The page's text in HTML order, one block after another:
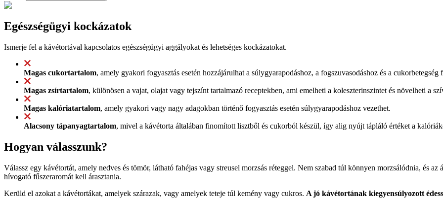
Egészségügyi kockázatok
Ismerje fel a kávétortával kapcsolatos egészségügyi aggályokat és lehetséges kockázatokat.
Magas cukortartalom, amely gyakori fogyasztás esetén hozzájárulhat a súlygyarapodáshoz, a fogszuvasodáshoz és a
Magas zsírtartalom, különösen a vajat, olajat vagy tejszínt tartalmazó receptekben, ami emelheti a koleszterinszintet és növelheti a
Magas kalóriatartalom, amely gyakori vagy nagy adagokban történő fogyasztás esetén súlygyarapodáshoz vezethet.
Alacsony tápanyagtartalom, mivel a kávétorta általában finomított lisztből és cukorból készül, így alig nyújt tápláló értéket a
Hogyan válasszunk?
Válassz egy kávétortát, amely nedves és tömör, látható fahéjas vagy streusel morzsás réteggel. Nem szabad túl könnyen morzsálódnia, és
hívogató fűszeraromát kell árasztania.
Kerüld el azokat a kávétortákat, amelyek szárazak, vagy amelyek teteje túl kemény vagy cukros. A jó kávétortának kiegyensúlyozott